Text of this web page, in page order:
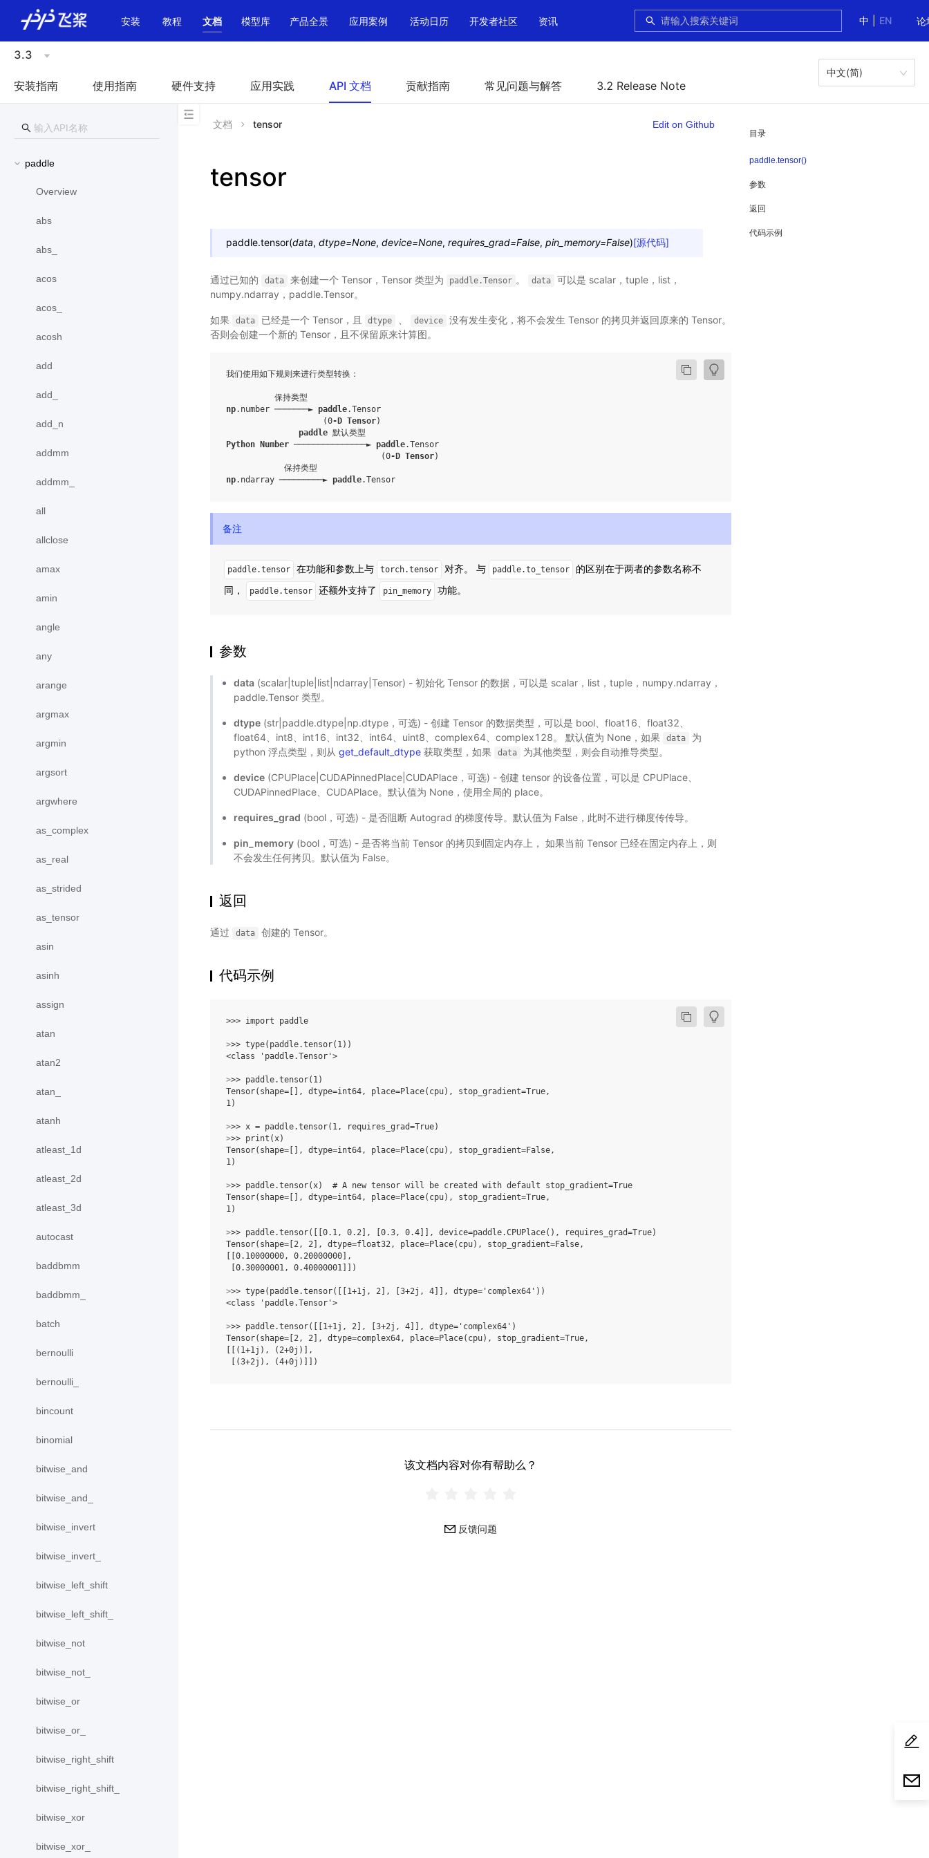
中
EN 论
安装 教程 文档 模型库 产品全景 应用案例 活动日历 开发者社区 资讯
3.3
安装指南 使用指南 硬件支持 应用实践 API 文档 贡献指南 常见问题与解答 3.2 Release Note
中文(简)
paddle
Overview
abs
abs_
acos
acos_
acosh
add
add_
add_n
addmm
addmm_
all
allclose
amax
amin
angle
any
arange
argmax
argmin
argsort
argwhere
as_complex
as_real
as_strided
as_tensor
asin
asinh
assign
atan
atan2
atan_
atanh
atleast_1d
atleast_2d
atleast_3d
autocast
baddbmm
baddbmm_
batch
bernoulli
bernoulli_
bincount
binomial
bitwise_and
bitwise_and_
bitwise_invert
bitwise_invert_
bitwise_left_shift
bitwise_left_shift_
bitwise_not
bitwise_not_
bitwise_or
bitwise_or_
bitwise_right_shift
bitwise_right_shift_
bitwise_xor
bitwise_xor_
目录
paddle.tensor()
参数
返回
代码示例
文档 tensor Edit on Github
tensor
paddle.tensor(data, dtype=None, device=None, requires_grad=False, pin_memory=False)[源代码]
通过已知的 data 来创建一个 Tensor，Tensor 类型为 paddle.Tensor 。 data
可以是 scalar，tuple，list，
numpy.ndarray，paddle.Tensor。
如果 data 已经是一个 Tensor，且 dtype device
没有发生变化，将不会发生 Tensor 的拷贝并返回原来的 Tensor。
否则会创建一个新的 Tensor，且不保留原来计算图。
我们使用如下规则来进行类型转换：
np.number ───────► paddle.Tensor
                    (0
-D Tensor)
paddle
Python
Number ───────────────► paddle.Tensor
                                (0
-D Tensor)
np.ndarray ─────────► paddle.Tensor
备注
paddle.tensor 在功能和参数上与 torch.tensor 对齐。 与 paddle.to_tensor
的区别在于两者的参数名称不
同，
paddle.tensor 还额外支持了 pin_memory 功能。
参数
data (scalar|tuple|list|ndarray|Tensor) - 初始化 Tensor 的数据，可以是 scalar，list，tuple，numpy.ndarray，
paddle.Tensor 类型。
dtype (str|paddle.dtype|np.dtype，可选) - 创建 Tensor 的数据类型，可以是 bool、float16、float32、
float64、int8、int16、int32、int64、uint8、complex64、complex128。 默认值为 None，如果
data
为
python 浮点类型，则从get_default_dtype 获取类型，如果 data 为其他类型，则会自动推导类型。
device (CPUPlace|CUDAPinnedPlace|CUDAPlace，可选) - 创建 tensor 的设备位置，可以是 CPUPlace、
CUDAPinnedPlace、CUDAPlace。默认值为 None，使用全局的 place。
requires_grad (bool，可选) - 是否阻断 Autograd 的梯度传导。默认值为 False，此时不进行梯度传传导。
pin_memory (bool，可选) - 是否将当前 Tensor 的拷贝到固定内存上， 如果当前 Tensor 已经在固定内存上，则
不会发生任何拷贝。默认值为 False。
返回
通过 data 创建的 Tensor。
代码示例
>>> import paddle
>>> type( paddle.tensor( 1))
<class 'paddle.Tensor'>
>>> paddle.tensor( 1)
Tensor(shape=[], dtype=int64, place=Place(cpu), stop_gradient=True,
1)
>>> x = paddle.tensor( 1, requires_grad=True)
>>> print (x)
Tensor(shape=[], dtype=int64, place=Place(cpu), stop_gradient=False,
1)
>>> paddle.tensor(x)
# A new tensor will be created with default stop_gradient=True
Tensor(shape=[], dtype=int64, place=Place(cpu), stop_gradient=True,
1)
>>> paddle.tensor([[ 0.1, 0.2 ], 0.3, 0.4 ]], device=paddle.CPUPlace(), requires_grad=True)
Tensor(shape=[2, 2], dtype=float32, place=Place(cpu), stop_gradient=False,
[[0.10000000, 0.20000000],
[0.30000001, 0.40000001]])
>>> type( paddle.tensor([[ 1+1j , 2 ], 3+2j , 4 ]], dtype= 'complex64' ))
<class 'paddle.Tensor'>
>>> paddle.tensor([[ 1+1j , 2 ], 3+2j , 4 ]], dtype= 'complex64' )
Tensor(shape=[2, 2], dtype=complex64, place=Place(cpu), stop_gradient=True,
[[(1+1j), (2+0j)],
[(3+2j), (4+0j)]])
该文档内容对你有帮助么？
反馈问题